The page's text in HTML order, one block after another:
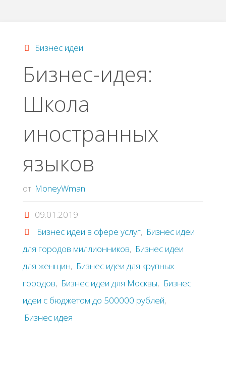
Бизнес идеи
Бизнес-идея:
Школа
иностранных
языков
от MoneyWman
09.01.2019
Бизнес идеи в сфере услуг, Бизнес идеи
для городов миллионников, Бизнес идеи
для женщин, Бизнес идеи для крупных
городов, Бизнес идеи для Москвы, Бизнес
идеи с бюджетом до 500000 рублей,
Бизнес идея